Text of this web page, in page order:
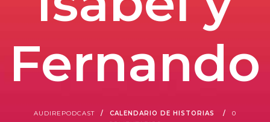
Fernando
AUDIREPODCAST CALENDARIO DE HISTORIAS
0